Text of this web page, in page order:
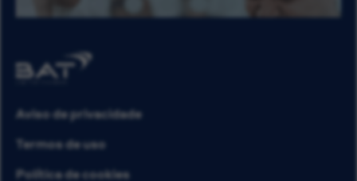
Aviso de privacidade
Termos de uso
Política de cookies